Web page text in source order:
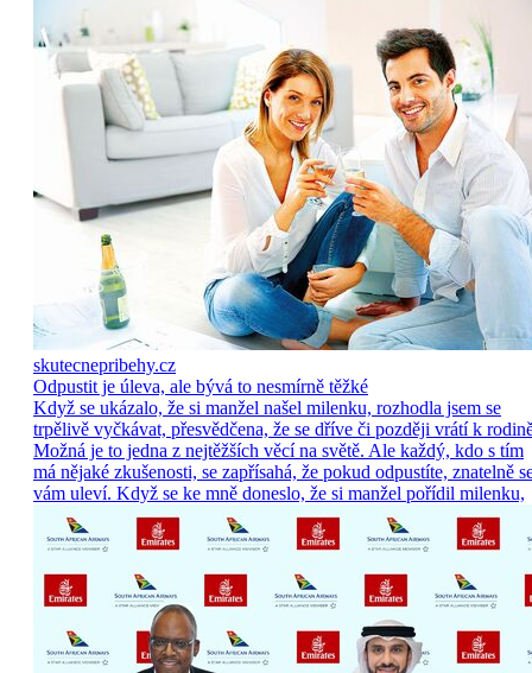
skutecnepribehy.cz
Odpustit je úleva, ale bývá to nesmírně těžké
Když se ukázalo, že si manžel našel milenku, rozhodla jsem se
trpělivě vyčkávat, přesvědčena, že se dříve či později vrátí k
Možná je to jedna z nejtěžších věcí na světě. Ale každý, kdo s tím
má nějaké zkušenosti, se zapřísahá, že pokud odpustíte, znatelně
vám uleví. Když se ke mně doneslo, že si manžel pořídil milenku,